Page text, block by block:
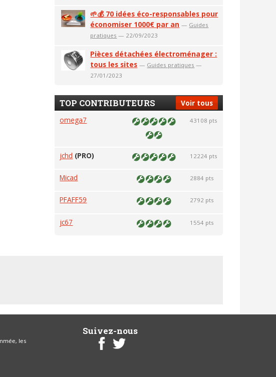
🌱💰 70 idées éco-responsables pour
économiser 1000€ par an — Guides
pratiques — 22/09/2023
Pièces détachées électroménager :
tous les sites — Guides pratiques —
27/01/2023
Voir tous
TOP CONTRIBUTEURS
omega7 43108 pts
jchd (PRO) 12224 pts
Micad 2884 pts
PFAFF59 2792 pts
jc67 1554 pts
les
Suivez-nous